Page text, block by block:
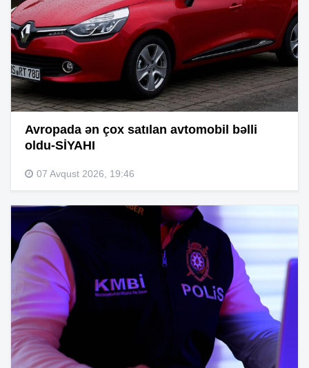
Avropada ən çox satılan avtomobil bəlli
oldu-SİYAHI
07 Avqust 2026, 19:46